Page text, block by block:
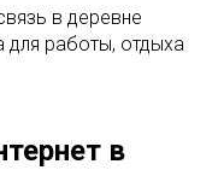
в деревне
для работы, отдыха
в